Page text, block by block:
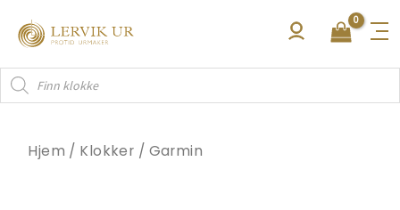
rett
innholdet
Products
search
Hjem / Klokker / Garmin